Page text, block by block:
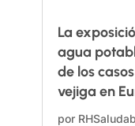
La
agua
de los
vejiga en
por